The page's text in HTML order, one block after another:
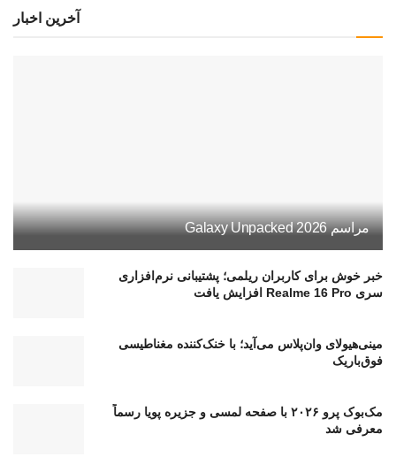
آخرین اخبار
مراسم Galaxy Unpacked 2026
خبر خوش برای کاربران ریلمی؛ پشتیبانی نرم‌افزاری
سری Realme 16 Pro افزایش یافت
مینی‌هیولای وان‌پلاس می‌آید؛ با خنک‌کننده مغناطیسی
فوق‌باریک
مک‌بوک پرو ۲۰۲۶ با صفحه لمسی و جزیره پویا رسماً
معرفی شد